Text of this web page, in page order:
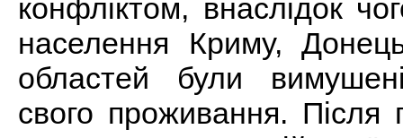
конфліктом, внаслідок
населення Криму,
областей були
свого проживання. Після